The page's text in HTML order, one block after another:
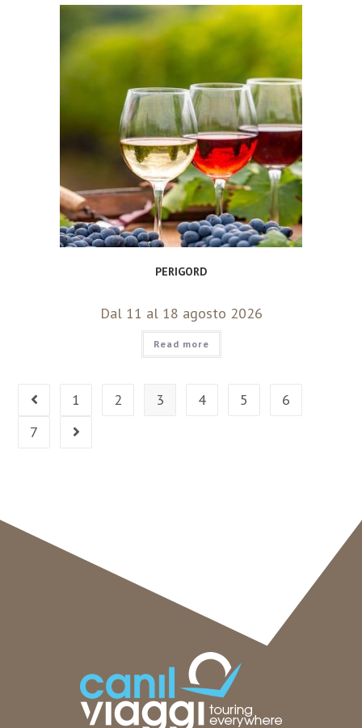
PERIGORD
Dal 11 al 18 agosto 2026
Read more
1 2 3 4 5
6
7